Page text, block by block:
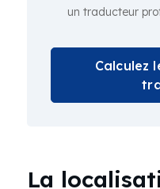
un traducteur
Calculez
La